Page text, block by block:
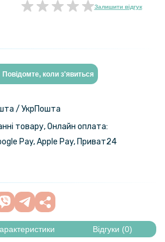
Залишити відгук
Повідомте, коли з'явиться
/ УкрПошта
товару, Онлайн оплата:
Pay, Apple Pay, Приват24
Відгуки (0)